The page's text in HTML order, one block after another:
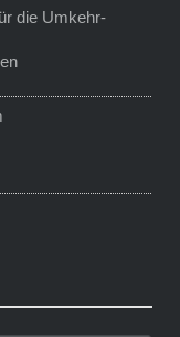
die Umkehr-